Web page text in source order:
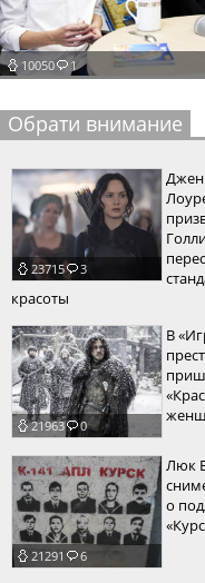
пїЅпїЅпїЅ
пїЅпїЅпїЅ
пїЅпїЅпїЅ
пїЅпїЅпїЅ
пїЅпїЅпїЅпїЅпїЅ
10050 1
Обрати внимание
23715 3
красоты
21963 0
В
21291 6
Люк
о